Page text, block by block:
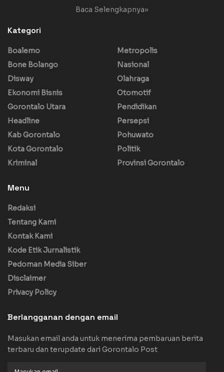
Baca Selengkapnya»
Kategori
Boalemo
Bone Bolango
Disway
Ekonomi Bisnis
Gorontalo Utara
Headline
Kab Gorontalo
Kota Gorontalo
Kriminal
Metropolis
Nasional
Olahraga
Otomotif
Pendidikan
Persepsi
Pohuwato
Politik
Provinsi Gorontalo
Menu
Redaksi
Tentang Kami
Kontak Kami
Kode Etik Jurnalistik
Pedoman Media Siber
Disclaimer
Privacy Policy
Berlangganan dengan email
Masukan email anda untuk menerima pembaruan berita
terbaru dan terupdate dari Gorontalo Post